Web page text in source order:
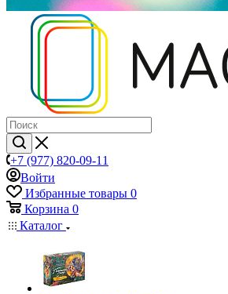
+7 (977) 820-09-11
Войти
Избранные товары 0
Корзина 0
Каталог